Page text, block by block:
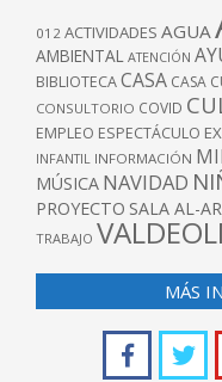
012 ACTIVIDADES AGUA
AMBIENTAL ATENCIÓN
BIBLIOTECACASA CASA
CONSULTORIO COVID
EMPLEO ESPECTÁCULO
INFANTIL INFORMACIÓN
MÚSICA NAVIDAD
PROYECTO SALA AL-
TRABAJO
MÁS